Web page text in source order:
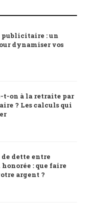
publicitaire : un
dynamiser vos
t-on à la retraite par
? Les calculs qui
de dette entre
: que faire
argent ?